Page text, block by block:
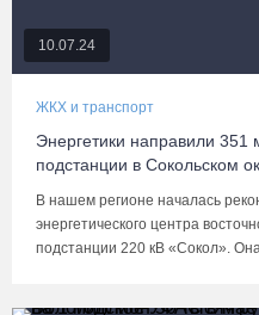
10.07.24
ЖКХ и транспорт
Энергетики направили
подстанции в Сокольском
В нашем регионе началась
энергетического центра
подстанции 220 кВ «Сокол».